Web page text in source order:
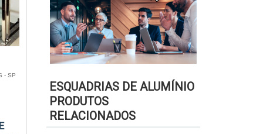
- SP
ESQUADRIAS DE ALUMÍNIO
PRODUTOS
RELACIONADOS